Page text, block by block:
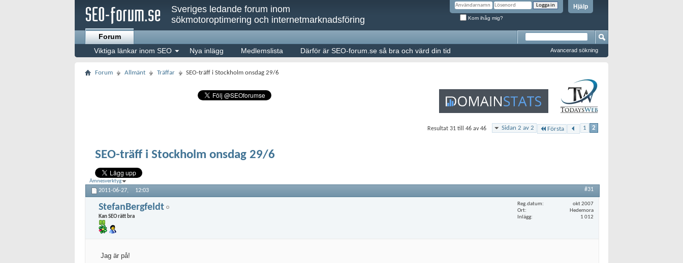
Hjälp
Kom ihåg mig?
Sveriges ledande forum inom
sökmotoroptimering och internetmarknadsföring
Forum
Viktiga länkar inom SEO
Nya inlägg Medlemslista Därför är SEO-forum.se så bra och värd din tid Avancerad sökning
Forum Allmänt Träffar SEO-träff i Stockholm onsdag 29/6
Sidan 2 av 2 Första 1 2
Resultat 31 till 46 av 46
SEO-träff i Stockholm onsdag 29/6
Ämnesverktyg
2011-06-27, 12:03 #31
StefanBergfeldt
Kan SEO rätt bra
Reg.datum
okt 2007
Ort
Hedemora
Inlägg
1 012
Jag är på!